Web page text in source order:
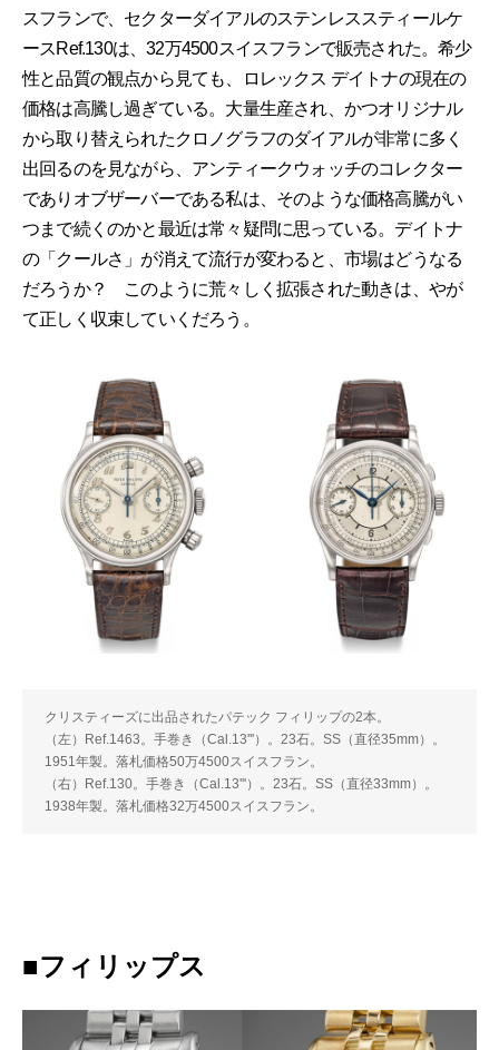
スフランで、セクターダイアルのステンレススティールケ
ースRef.130は、32万4500スイスフランで販売された。希少
性と品質の観点から見ても、ロレックス デイトナの現在の
価格は高騰し過ぎている。大量生産され、かつオリジナル
から取り替えられたクロノグラフのダイアルが非常に多く
出回るのを見ながら、アンティークウォッチのコレクター
でありオブザーバーである私は、そのような価格高騰がい
つまで続くのかと最近は常々疑問に思っている。デイトナ
の「クールさ」が消えて流行が変わると、市場はどうなる
だろうか？ このように荒々しく拡張された動きは、やが
て正しく収束していくだろう。
クリスティーズに出品されたパテック フィリップの2本。
（左）Ref.1463。手巻き（Cal.13'''）。23石。SS（直径35mm）。
1951年製。落札価格50万4500スイスフラン。
（右）Ref.130。手巻き（Cal.13'''）。23石。SS（直径33mm）。
1938年製。落札価格32万4500スイスフラン。
■フィリップス